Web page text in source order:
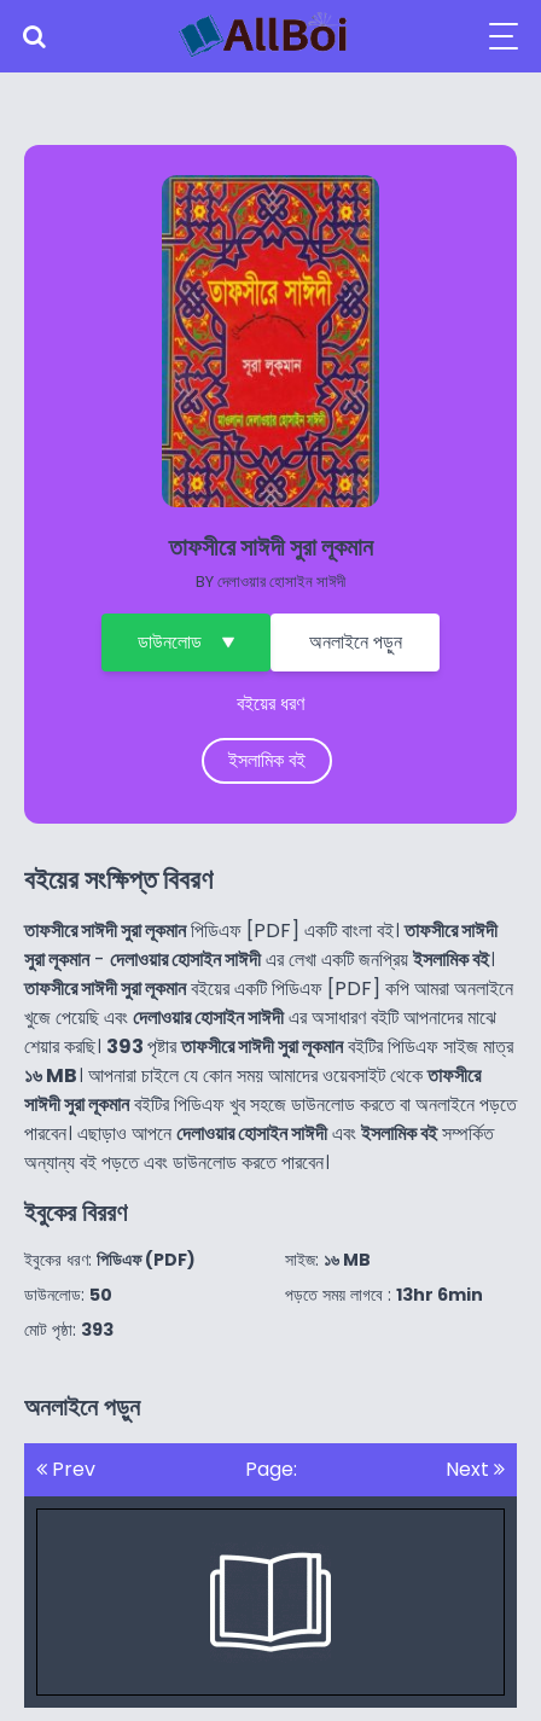
তাফসীরে সাঈদী সুরা লূকমান
BYদেলাওয়ার হোসাইন সাঈদী
ডাউনলোড অনলাইনে পড়ুন
বইয়ের ধরণ
ইসলামিক বই
বইয়ের সংক্ষিপ্ত বিবরণ
তাফসীরে সাঈদী সুরা লূকমানপিডিএফ [PDF] একটি বাংলা বই।তাফসীরে সাঈদী
সুরা লূকমান- দেলাওয়ার হোসাইন সাঈদীএর লেখা একটি জনপ্রিয়ইসলামিক বই।
তাফসীরে সাঈদী সুরা লূকমানবইয়ের একটি পিডিএফ [PDF] কপি আমরা অনলাইনে
খুজে পেয়েছি এবংদেলাওয়ার হোসাইন সাঈদীএর অসাধারণ বইটি আপনাদের মাঝে
শেয়ার করছি। 393পৃষ্টারতাফসীরে সাঈদী সুরা লূকমানবইটির পিডিএফ সাইজ মাত্র
১৬ MB। আপনারা চাইলে যে কোন সময় আমাদের ওয়েবসাইট থেকেতাফসীরে
সাঈদী সুরা লূকমানবইটির পিডিএফ খুব সহজে ডাউনলোড করতে বা অনলাইনে পড়তে
পারবেন। এছাড়াও আপনেদেলাওয়ার হোসাইন সাঈদীএবংইসলামিক বইসম্পর্কিত
অন্যান্য বই পড়তে এবং ডাউনলোড করতে পারবেন।
ইবুকের বিররণ
ইবুকের ধরণ: পিডিএফ (PDF)
ডাউনলোড: 50
মোট পৃষ্ঠা: 393
সাইজ: ১৬ MB
পড়তে সময় লাগবে : 13hr 6min
অনলাইনে পড়ুন
Prev Page: Next